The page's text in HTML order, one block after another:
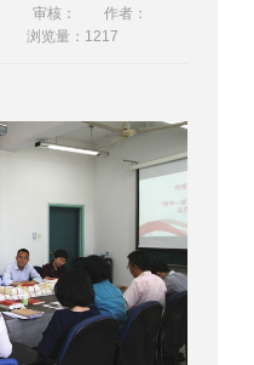
审核：
作者：
浏览量： 1217